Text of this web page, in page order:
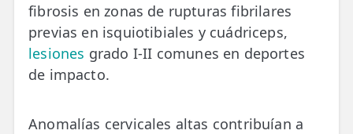
fibrosis en zonas de rupturas fibrilares
previas en isquiotibiales y cuádriceps,
lesiones grado I-II comunes en deportes
de impacto.
Anomalías cervicales altas contribuían a